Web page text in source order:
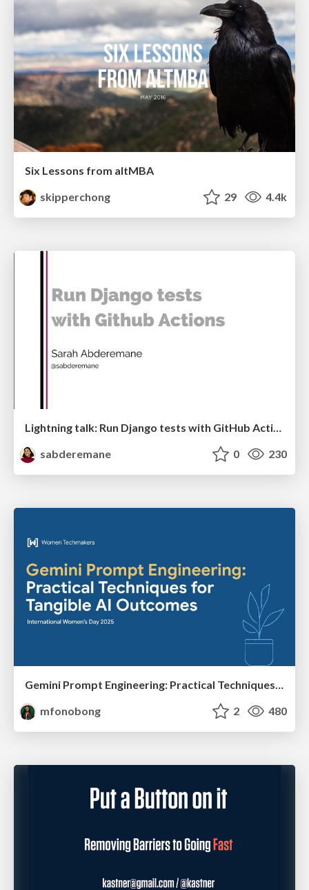
Six Lessons from altMBA
skipperchong
29 4.4k
Lightning talk: Run Django tests with GitHub Actions
sabderemane
0 230
Gemini Prompt Engineering: Practical Techniques for Tangible AI Outcomes
mfonobong
2 480